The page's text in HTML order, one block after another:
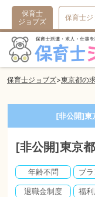
保育士
ジョブズ
保育士ジ
保育士ジョブズ 東京都の
[非公開]東
[非公開]東京
年齢不問 ブ
退職金制度 福